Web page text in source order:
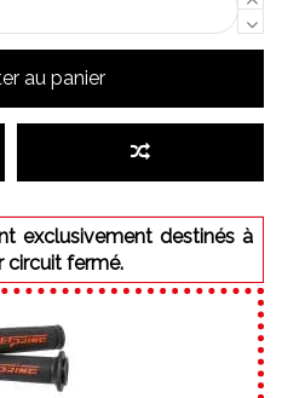
au panier
exclusivement destinés à
circuit fermé.